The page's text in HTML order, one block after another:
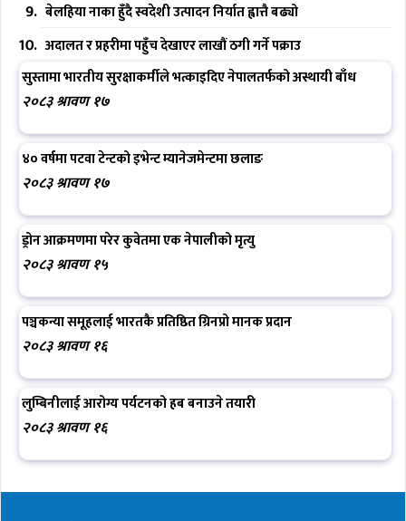
बेलहिया नाका हुँदै स्वदेशी उत्पादन निर्यात ह्वात्तै बढ्यो
अदालत र प्रहरीमा पहुँच देखाएर लाखौं ठगी गर्ने पक्राउ
सुस्तामा भारतीय सुरक्षाकर्मीले भत्काइदिए नेपालतर्फको अस्थायी बाँध
२०८३ श्रावण १७
४० वर्षमा पटवा टेन्टको इभेन्ट म्यानेजमेन्टमा छलाङ
२०८३ श्रावण १७
ड्रोन आक्रमणमा परेर कुवेतमा एक नेपालीको मृत्यु
२०८३ श्रावण १५
पञ्चकन्या समूहलाई भारतकै प्रतिष्ठित ग्रिनप्रो मानक प्रदान
२०८३ श्रावण १६
लुम्बिनीलाई आरोग्य पर्यटनको हब बनाउने तयारी
२०८३ श्रावण १६